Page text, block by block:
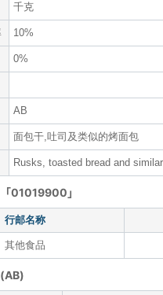
千克
10%
0%
AB
面包干,吐司及类似的烤面包
Rusks, toasted bread and
01019900」
行邮名称
其他食品